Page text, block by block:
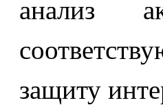
анализ
защиту